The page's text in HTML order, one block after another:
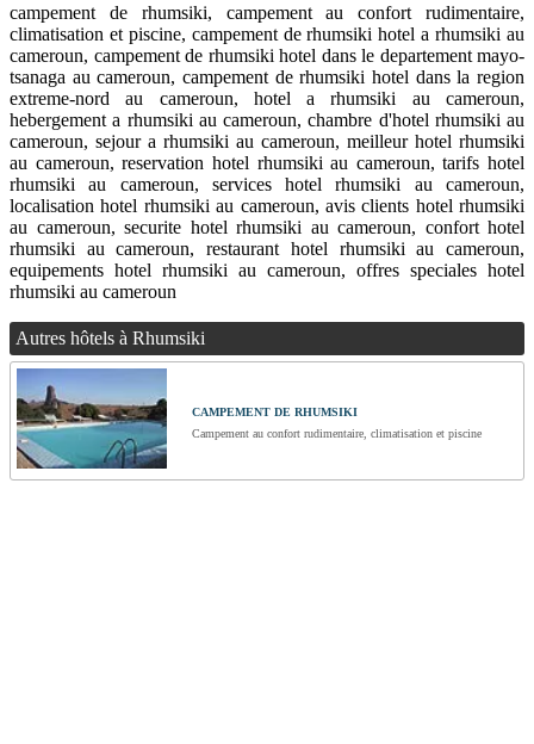
campement de rhumsiki, campement au confort rudimentaire,
climatisation et piscine, campement de rhumsiki hotel a rhumsiki au
cameroun, campement de rhumsiki hotel dans le departement mayo-
tsanaga au cameroun, campement de rhumsiki hotel dans la region
extreme-nord au cameroun, hotel a rhumsiki au cameroun,
hebergement a rhumsiki au cameroun, chambre d'hotel rhumsiki au
cameroun, sejour a rhumsiki au cameroun, meilleur hotel rhumsiki
au cameroun, reservation hotel rhumsiki au cameroun, tarifs hotel
rhumsiki au cameroun, services hotel rhumsiki au cameroun,
localisation hotel rhumsiki au cameroun, avis clients hotel rhumsiki
au cameroun, securite hotel rhumsiki au cameroun, confort hotel
rhumsiki au cameroun, restaurant hotel rhumsiki au cameroun,
equipements hotel rhumsiki au cameroun, offres speciales hotel
rhumsiki au cameroun
Autres hôtels à Rhumsiki
CAMPEMENT DE RHUMSIKI
Campement au confort rudimentaire, climatisation et piscine